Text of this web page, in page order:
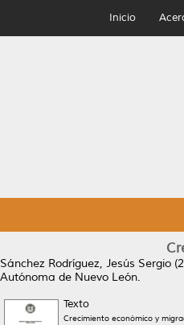
Inicio
Sánchez Rodríguez, Jesús Sergio
Autónoma de Nuevo León.
Texto
Crecimiento económico y